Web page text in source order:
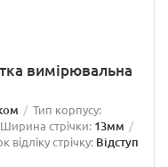
вимірювальна
Тип корпусу:
Ширина стрічки: 13мм
відліку стрічку: Відступ